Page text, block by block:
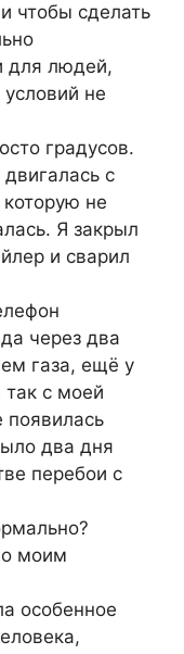
чтобы сделать
для людей,
не
градусов.
с
не
Я закрыл
и сварил
через два
газа, ещё у
с моей
появилась
два дня
перебои с
моим
особенное